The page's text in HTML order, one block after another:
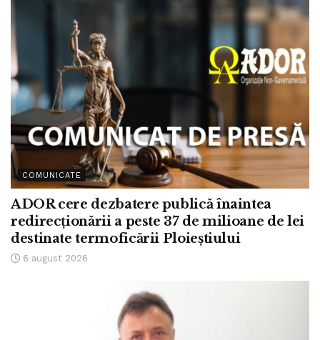
COMUNICATE
ADOR cere dezbatere publică înaintea
redirecționării a peste 37 de milioane de lei
destinate termoficării Ploieștiului
6 august 2026